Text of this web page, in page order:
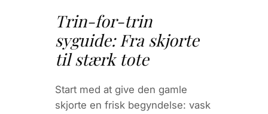
Trin-for-trin
syguide: Fra skjorte
til stærk tote
Start med at give den gamle
skjorte en frisk begyndelse: vask